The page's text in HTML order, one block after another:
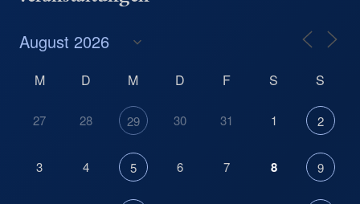
M D M D F S S
27 28 29 30 31 1 2
3 4 5 6 7 8 9